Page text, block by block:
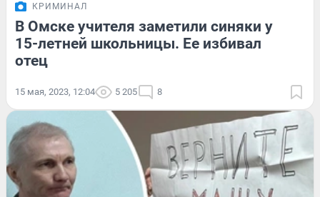
КРИМИНАЛ
В Омске учителя заметили синяки у
15-летней школьницы. Ее избивал
отец
15 мая, 2023, 12:04 5 205 8